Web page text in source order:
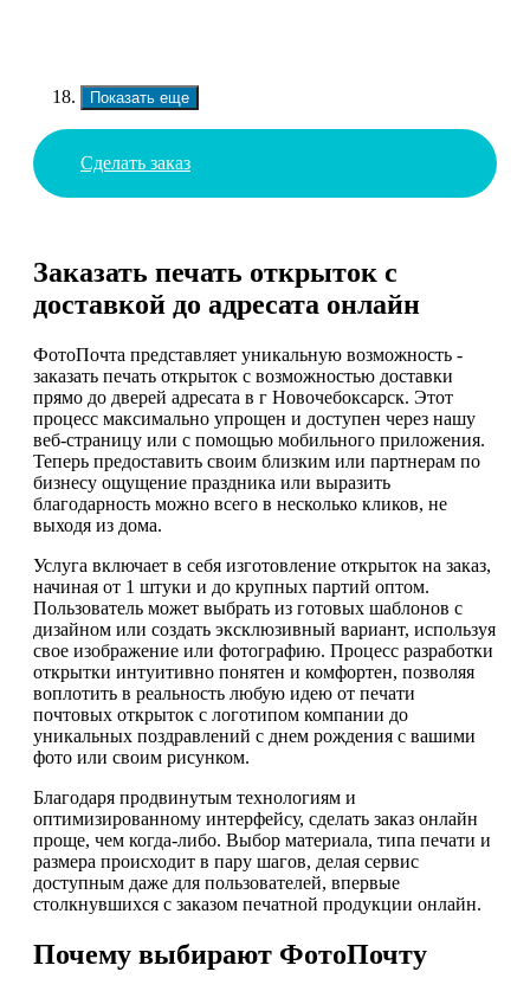
Показать еще
Сделать заказ
Заказать печать открыток с
доставкой до адресата онлайн
ФотоПочта представляет уникальную возможность -
заказать печать открыток с возможностью доставки
прямо до дверей адресата в г Новочебоксарск. Этот
процесс максимально упрощен и доступен через нашу
веб-страницу или с помощью мобильного приложения.
Теперь предоставить своим близким или партнерам по
бизнесу ощущение праздника или выразить
благодарность можно всего в несколько кликов, не
выходя из дома.
Услуга включает в себя изготовление открыток на заказ,
начиная от 1 штуки и до крупных партий оптом.
Пользователь может выбрать из готовых шаблонов с
дизайном или создать эксклюзивный вариант, используя
свое изображение или фотографию. Процесс разработки
открытки интуитивно понятен и комфортен, позволяя
воплотить в реальность любую идею от печати
почтовых открыток с логотипом компании до
уникальных поздравлений с днем рождения с вашими
фото или своим рисунком.
Благодаря продвинутым технологиям и
оптимизированному интерфейсу, сделать заказ онлайн
проще, чем когда-либо. Выбор материала, типа печати и
размера происходит в пару шагов, делая сервис
доступным даже для пользователей, впервые
столкнувшихся с заказом печатной продукции онлайн.
Почему выбирают ФотоПочту